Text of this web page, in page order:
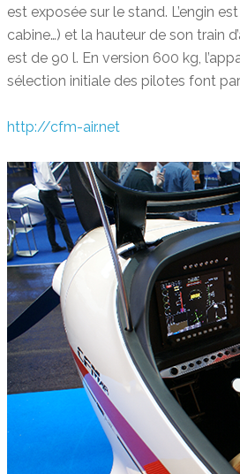
est exposée sur le stand. L’engin
cabine…) et la hauteur de son train
est de 90 l. En version 600 kg,
sélection initiale des pilotes font
http://cfm-air.net